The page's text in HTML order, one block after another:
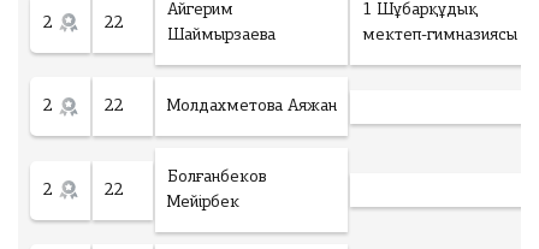
2 22
Айгерим
Шаймырзаева
1 Шұбарқұдық
мектеп-гимназиясы
2 22 Молдахметова Аяжан
2 22
Болғанбеков
Мейірбек